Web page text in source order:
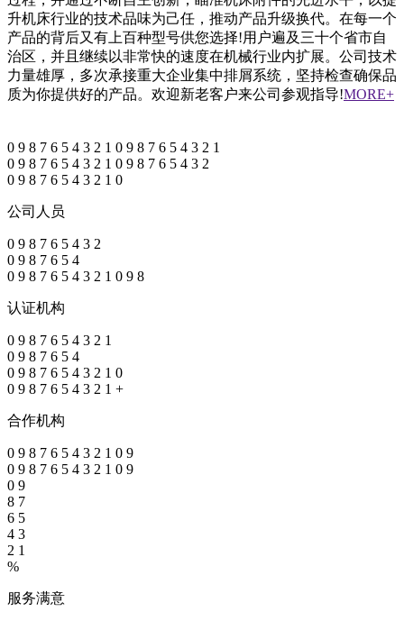
升机床行业的技术品味为己任，推动产品升级换代。在每一个
产品的背后又有上百种型号供您选择!用户遍及三十个省市自
治区，并且继续以非常快的速度在机械行业内扩展。公司技术
力量雄厚，多次承接重大企业集中排屑系统，坚持检查确保品
质为你提供好的产品。欢迎新老客户来公司参观指导!MORE+
0 9 8 7 6 5 4 3 2 1 0 9 8 7 6 5 4 3 2 1
0 9 8 7 6 5 4 3 2 1 0 9 8 7 6 5 4 3 2
0 9 8 7 6 5 4 3 2 1 0
公司人员
0 9 8 7 6 5 4 3 2
0 9 8 7 6 5 4
0 9 8 7 6 5 4 3 2 1 0 9 8
认证机构
0 9 8 7 6 5 4 3 2 1
0 9 8 7 6 5 4
0 9 8 7 6 5 4 3 2 1 0
0 9 8 7 6 5 4 3 2 1 +
合作机构
0 9 8 7 6 5 4 3 2 1 0 9
0 9 8 7 6 5 4 3 2 1 0 9
0 9
8 7
6 5
4 3
2 1
%
服务满意